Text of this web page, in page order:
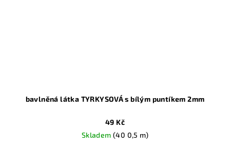
bavlněná látka TYRKYSOVÁ s bílým puntíkem 2mm
49 Kč
Skladem(40 0,5 m)